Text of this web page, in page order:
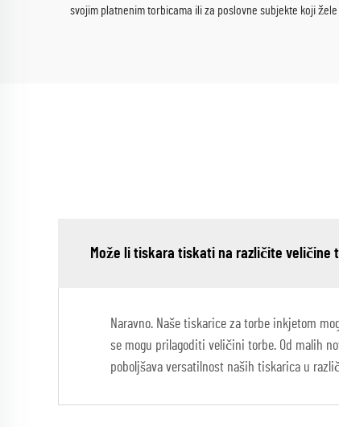
svojim platnenim torbicama ili za poslovne subjekte koji
Može li tiskara tiskati na različite veličine
Naravno. Naše tiskarice za torbe inkjetom
se mogu prilagoditi veličini torbe. Od malih
poboljšava versatilnost naših tiskarica u